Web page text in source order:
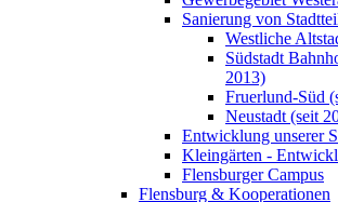
Sanierung von
Westliche
Südstadt
2013)
Fruerlund-Süd
Neustadt (seit
Entwicklung unserer
Kleingärten -
Flensburger Campus
Flensburg & Kooperationen